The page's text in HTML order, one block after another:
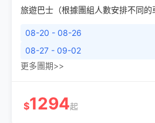
旅遊巴士（根據團組人數安排不同的
08-20 - 08-26
08-27 - 09-02
更多團期>>
$1294起